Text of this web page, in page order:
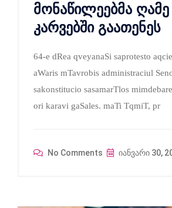
მონაწილეებმა ღამე
კარვებში გაათენეს
64-e dRea qveyanaSi saprotesto
aWaris mTavrobis administraciul
sakonstitucio sasamarTlos
ori karavi gaSales. maTi TqmiT, pr
No Comments იანვარი 30,